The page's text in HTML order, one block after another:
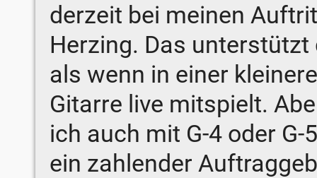
derzeit bei meinen
Herzing. Das unterstützt
als wenn in einer
Gitarre live mitspielt.
ich auch mit G-4 oder
ein zahlender